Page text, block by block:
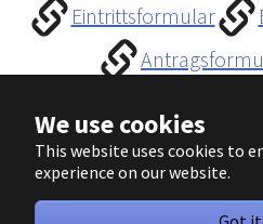
We use cookies
This website uses cookies to
experience on our website.
Eintrittsformular
ImpressumDatenschutzLogin